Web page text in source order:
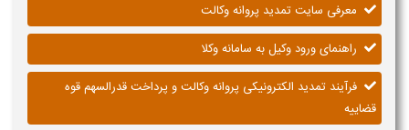
معرفی سایت تمدید پروانه وکالت
راهنمای ورود وکیل به سامانه وکلا
فرآیند تمدید الکترونیکی پروانه وکالت و پرداخت قدرالسهم قوه
قضاییه